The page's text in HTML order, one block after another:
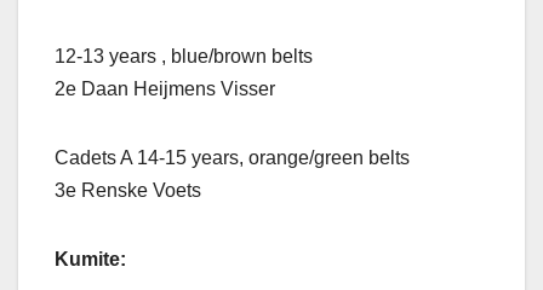
12-13 years , blue/brown belts
2e Daan Heijmens Visser
Cadets A 14-15 years, orange/green belts
3e Renske Voets
Kumite: